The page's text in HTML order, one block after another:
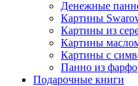
Денежные
Картины
Картины из
Картины
Картины с
Панно из
Подарочные книги